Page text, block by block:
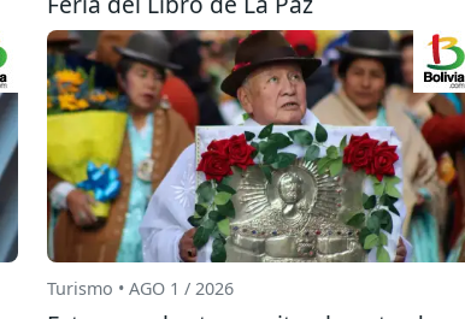
Turismo • AGO 1 / 2026